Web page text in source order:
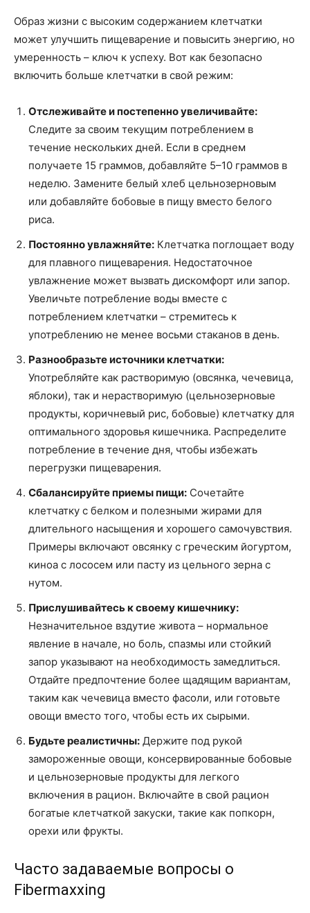
Образ жизни с высоким содержанием клетчатки
может улучшить пищеварение и повысить энергию, но
умеренность – ключ к успеху. Вот как безопасно
включить больше клетчатки в свой режим:
Отслеживайте и постепенно увеличивайте:
Следите за своим текущим потреблением в
течение нескольких дней. Если в среднем
получаете 15 граммов, добавляйте 5–10 граммов в
неделю. Замените белый хлеб цельнозерновым
или добавляйте бобовые в пищу вместо белого
риса.
Постоянно увлажняйте: Клетчатка поглощает воду
для плавного пищеварения. Недостаточное
увлажнение может вызвать дискомфорт или запор.
Увеличьте потребление воды вместе с
потреблением клетчатки – стремитесь к
употреблению не менее восьми стаканов в день.
Разнообразьте источники клетчатки:
Употребляйте как растворимую (овсянка, чечевица,
яблоки), так и нерастворимую (цельнозерновые
продукты, коричневый рис, бобовые) клетчатку для
оптимального здоровья кишечника. Распределите
потребление в течение дня, чтобы избежать
перегрузки пищеварения.
Сбалансируйте приемы пищи: Сочетайте
клетчатку с белком и полезными жирами для
длительного насыщения и хорошего самочувствия.
Примеры включают овсянку с греческим йогуртом,
киноа с лососем или пасту из цельного зерна с
нутом.
Прислушивайтесь к своему кишечнику:
Незначительное вздутие живота – нормальное
явление в начале, но боль, спазмы или стойкий
запор указывают на необходимость замедлиться.
Отдайте предпочтение более щадящим вариантам,
таким как чечевица вместо фасоли, или готовьте
овощи вместо того, чтобы есть их сырыми.
Будьте реалистичны: Держите под рукой
замороженные овощи, консервированные бобовые
и цельнозерновые продукты для легкого
включения в рацион. Включайте в свой рацион
богатые клетчаткой закуски, такие как попкорн,
орехи или фрукты.
Часто задаваемые вопросы о
Fibermaxxing